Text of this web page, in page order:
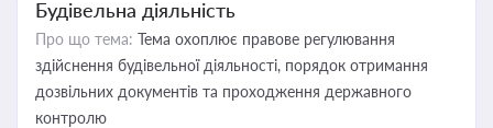
Будівельна діяльність
Про що тема: Тема охоплює правове регулювання
здійснення будівельної діяльності, порядок отримання
дозвільних документів та проходження державного
контролю